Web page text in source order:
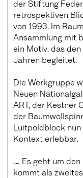
der Stiftung
retrospektiven
von 1993. Im
Ansammlung mit
ein Motiv, das
Jahren begleitet.
Die Werkgruppe
Neuen
ART, der Kestner
der
Luitpoldblock nun
Kontext erlebbar.
„… Es geht um
kommt als